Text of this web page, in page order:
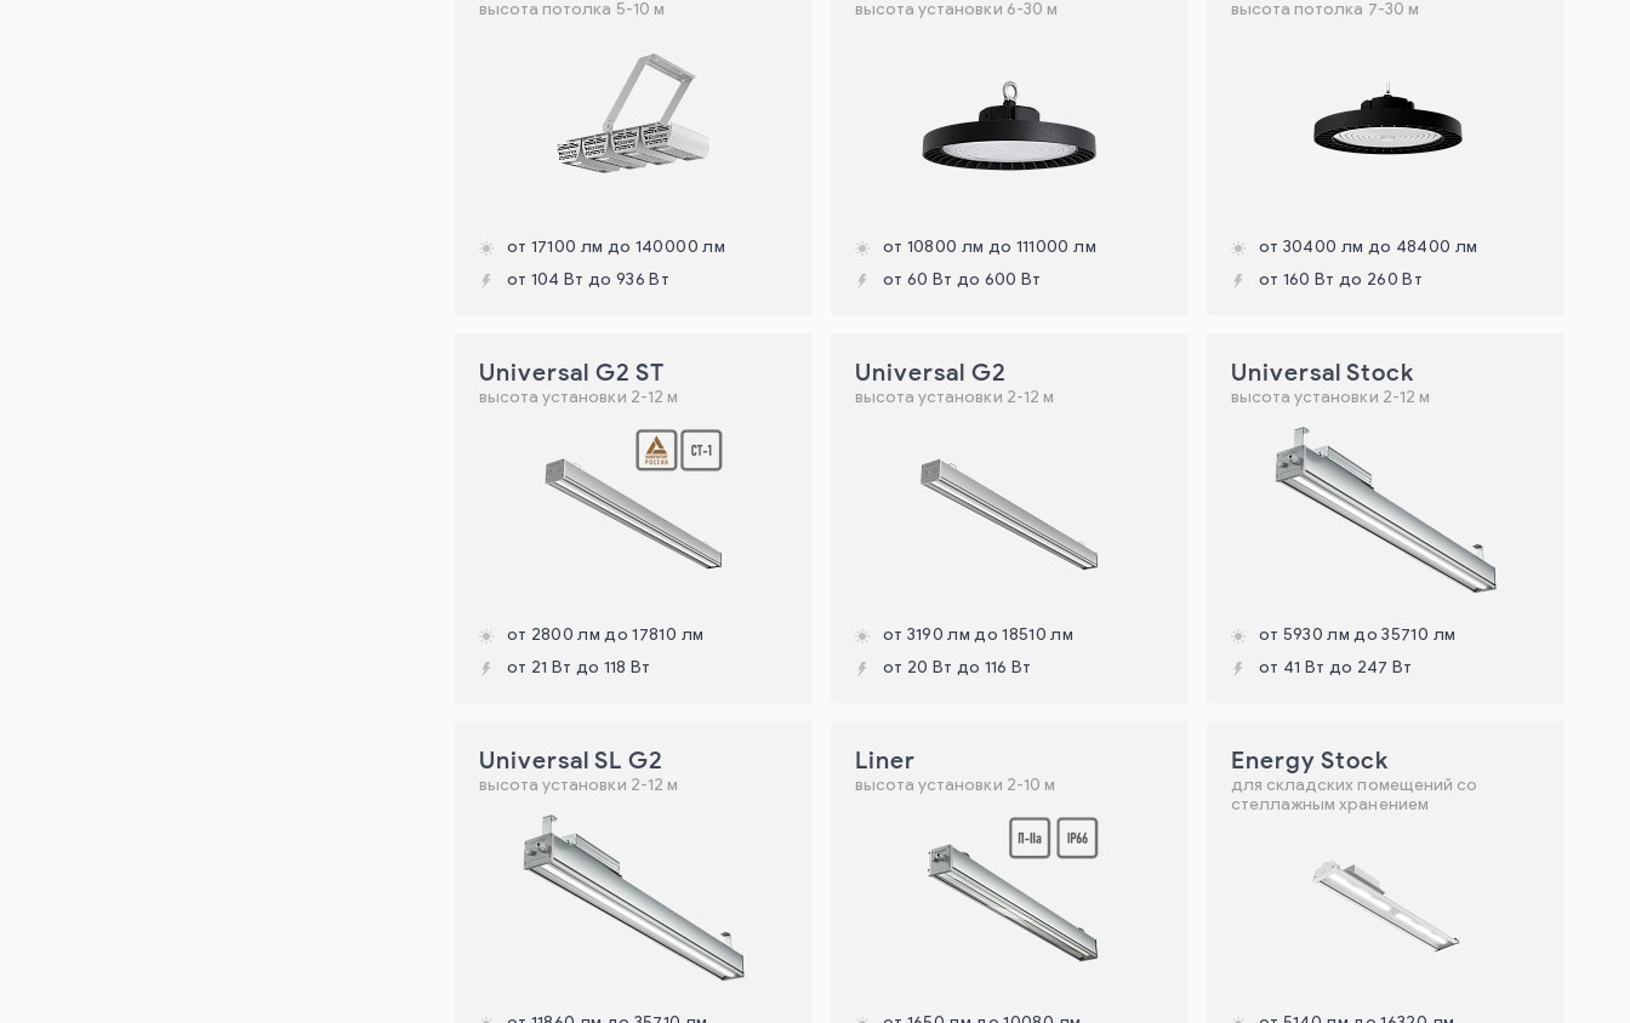
высота потолка 5-10 м
от 17100 лм до 140000 лм
от 104 Вт до 936 Вт
высота установки 6-30 м
от 10800 лм до 111000 лм
от 60 Вт до 600 Вт
высота потолка 7-30 м
от 30400 лм до 48400 лм
от 160 Вт до 260 Вт
Universal G2 ST
высота установки 2-12 м
от 2800 лм до 17810 лм
от 21 Вт до 118 Вт
Universal G2
высота установки 2-12 м
от 3190 лм до 18510 лм
от 20 Вт до 116 Вт
Universal Stock
высота установки 2-12 м
от 5930 лм до 35710 лм
от 41 Вт до 247 Вт
Universal SL G2
высота установки 2-12 м
Liner
высота установки 2-10 м
Energy Stock
для складских помещений со
стеллажным хранением